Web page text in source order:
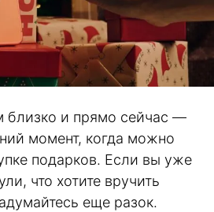
близко и прямо сейчас —
момент, когда можно
подарков. Если вы уже
что хотите вручить
еще разок.